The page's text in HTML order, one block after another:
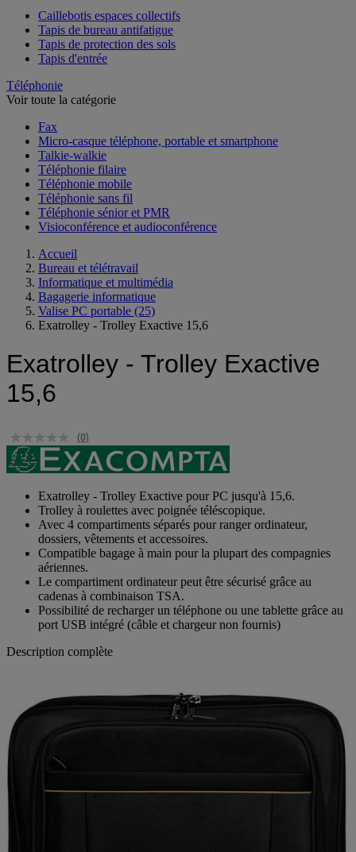
Caillebotis espaces collectifs
Tapis de bureau antifatigue
Tapis de protection des sols
Téléphonie
Fax
Micro-casque téléphone, portable et smartphone
Talkie-walkie
Téléphonie filaire
Téléphonie mobile
Téléphonie sans fil
Téléphonie sénior et PMR
Accueil
Bureau et télétravail
Informatique et multimédia
Bagagerie informatique
Valise PC portable (25)
Exatrolley - Trolley Exactive
15,6
(0)
Exatrolley - Trolley Exactive pour PC jusqu'à 15,6.
Trolley à roulettes avec poignée téléscopique.
Avec 4 compartiments séparés pour ranger ordinateur,
dossiers, vêtements et accessoires.
Compatible bagage à main pour la plupart des compagnies
aériennes.
Le compartiment ordinateur peut être sécurisé grâce au
cadenas à combinaison TSA.
Possibilité de recharger un téléphone ou une tablette grâce au